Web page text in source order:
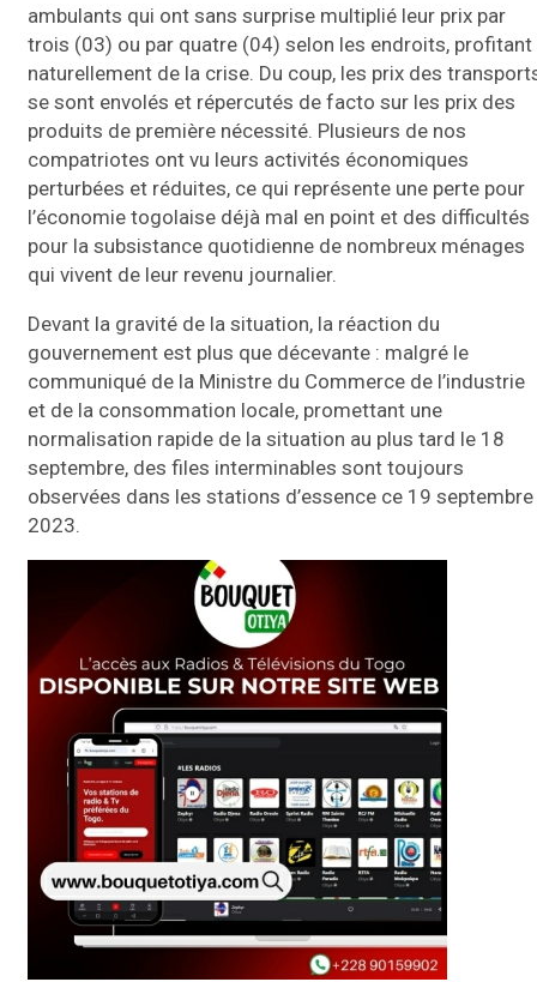
ambulants qui ont sans surprise multiplié leur prix par
trois (03) ou par quatre (04) selon les endroits, profitant
naturellement de la crise. Du coup, les prix des
se sont envolés et répercutés de facto sur les prix des
produits de première nécessité. Plusieurs de nos
compatriotes ont vu leurs activités économiques
perturbées et réduites, ce qui représente une perte pour
l’économie togolaise déjà mal en point et des difficultés
pour la subsistance quotidienne de nombreux ménages
qui vivent de leur revenu journalier.
Devant la gravité de la situation, la réaction du
gouvernement est plus que décevante : malgré le
communiqué de la Ministre du Commerce de l’industrie
et de la consommation locale, promettant une
normalisation rapide de la situation au plus tard le 18
septembre, des files interminables sont toujours
observées dans les stations d’essence ce 19 septembre
2023.